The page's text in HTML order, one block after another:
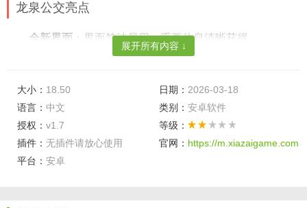
龙泉公交亮点
全新界面 ：界面简洁易用，重要信息清晰获得。
松选择乘车站点。
路线规划
：提供多种换乘方案，选择优选方案抵达目的
地。
车辆到站信息
展开所有内容 ↓
大小： 18.50 日期： 2026-03-18
语言： 中文 类别： 安卓软件
授权： v1.7
等级：
插件： 无插件请放心使用 官网： https://m.xiazaigame.com
平台： 安卓